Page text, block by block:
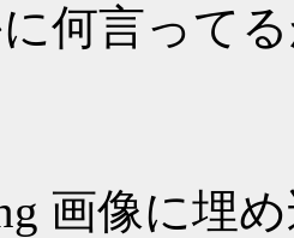
何言って
画像に埋